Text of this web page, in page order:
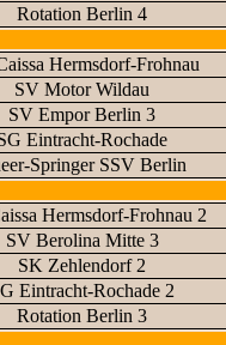
Rotation Berlin 4
Hermsdorf-Frohnau
SV Motor Wildau
SV Empor Berlin 3
Eintracht-Rochade
Springer SSV Berlin
Hermsdorf-Frohnau 2
SV Berolina Mitte 3
SK Zehlendorf 2
Eintracht-Rochade 2
Rotation Berlin 3